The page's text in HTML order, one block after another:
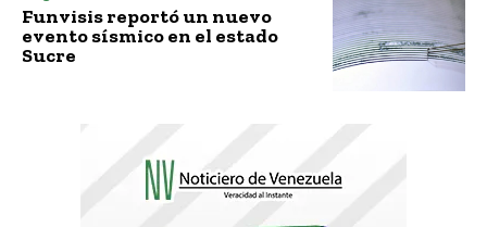
Funvisis reportó un nuevo
evento sísmico en el estado
Sucre